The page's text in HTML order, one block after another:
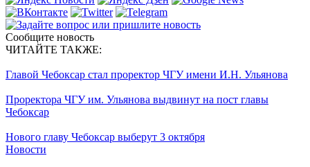
Сообщите новость
ЧИТАЙТЕ ТАКЖЕ:
Главой Чебоксар стал проректор ЧГУ имени И.Н. Ульянова
Проректора ЧГУ им. Ульянова выдвинут на пост главы
Чебоксар
Нового главу Чебоксар выберут 3 октября
Новости